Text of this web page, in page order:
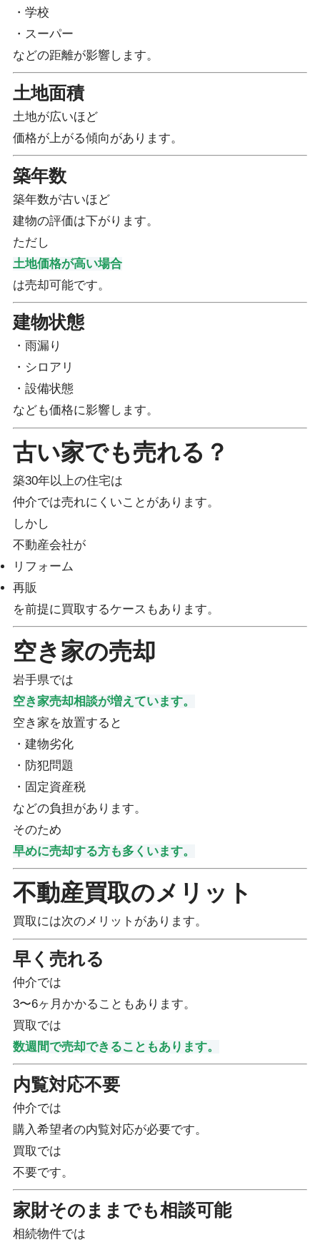
・学校
・スーパー
などの距離が影響します。
土地面積
土地が広いほど
価格が上がる傾向があります。
築年数
築年数が古いほど
建物の評価は下がります。
ただし
土地価格が高い場合
は売却可能です。
建物状態
・雨漏り
・シロアリ
・設備状態
なども価格に影響します。
古い家でも売れる？
築30年以上の住宅は
仲介では売れにくいことがあります。
しかし
不動産会社が
リフォーム
再販
を前提に買取するケースもあります。
空き家の売却
岩手県では
空き家売却相談が増えています。
空き家を放置すると
・建物劣化
・防犯問題
・固定資産税
などの負担があります。
そのため
早めに売却する方も多くいます。
不動産買取のメリット
買取には次のメリットがあります。
早く売れる
仲介では
3〜6ヶ月かかることもあります。
買取では
数週間で売却できることもあります。
内覧対応不要
仲介では
購入希望者の内覧対応が必要です。
買取では
不要です。
家財そのままでも相談可能
相続物件では